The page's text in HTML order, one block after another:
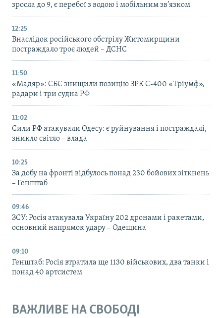
зросла до 9, є перебої з водою і мобільним зв’язком
12:25
Внаслідок російського обстрілу Житомирщини
постраждало троє людей – ДСНС
11:50
«Мадяр»: СБС знищили позицію ЗРК С-400 «Тріумф»,
радари і три судна РФ
11:02
Сили РФ атакували Одесу: є руйнування і постраждалі,
зникло світло – влада
10:25
За добу на фронті відбулось понад 230 бойових зіткнень
– Генштаб
09:46
ЗСУ: Росія атакувала Україну 202 дронами і ракетами,
основний напрямок удару – Одещина
09:10
Генштаб: Росія втратила ще 1130 військових, два танки і
понад 40 артсистем
ВАЖЛИВЕ НА СВОБОДІ